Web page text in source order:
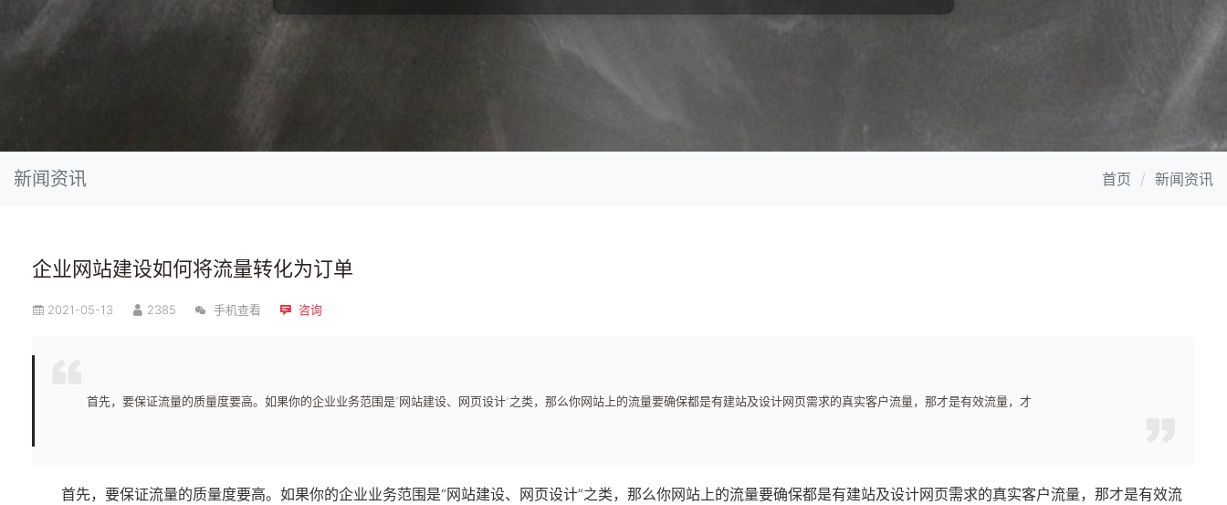
新闻资讯 首页 新闻资讯
企业网站建设如何将流量转化为订单
2021-05-13 2385 手机查看 咨询
首先，要保证流量的质量度要高。如果你的企业业务范围是“网站建设、网页设计”之类，那么你网站上的流量要确保都是有建站及设计网页需求的真实客户流量，那才是有效流量，才
首先，要保证流量的质量度要高。如果你的企业业务范围是“网站建设、网页设计”之类，那么你网站上的流量要确保都是有建站及设计网页需求的真实客户流量，那才是有效流